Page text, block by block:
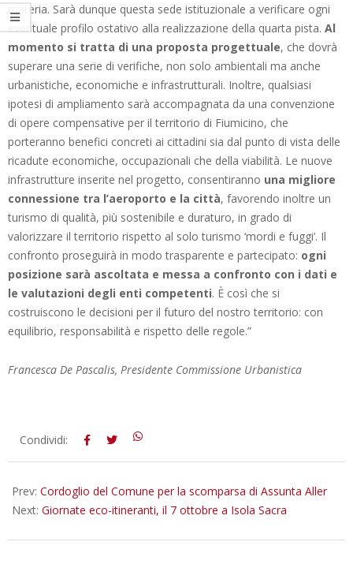
materia. Sarà dunque questa sede istituzionale a verificare ogni
eventuale profilo ostativo alla realizzazione della quarta pista. Al
momento si tratta di una proposta progettuale, che dovrà
superare una serie di verifiche, non solo ambientali ma anche
urbanistiche, economiche e infrastrutturali. Inoltre, qualsiasi
ipotesi di ampliamento sarà accompagnata da una convenzione
di opere compensative per il territorio di Fiumicino, che
porteranno benefici concreti ai cittadini sia dal punto di vista delle
ricadute economiche, occupazionali che della viabilità. Le nuove
infrastrutture inserite nel progetto, consentiranno una migliore
connessione tra l’aeroporto e la città, favorendo inoltre un
turismo di qualità, più sostenibile e duraturo, in grado di
valorizzare il territorio rispetto al solo turismo ‘mordi e fuggi’. Il
confronto proseguirà in modo trasparente e partecipato: ogni
posizione sarà ascoltata e messa a confronto con i dati e
le valutazioni degli enti competenti. È così che si
costruiscono le decisioni per il futuro del nostro territorio: con
equilibrio, responsabilità e rispetto delle regole.”
Francesca De Pascalis, Presidente Commissione Urbanistica
2025-
Condividi:
Prev: Cordoglio del Comune per la scomparsa di Assunta Aller
Next: Giornate eco-itineranti, il 7 ottobre a Isola Sacra